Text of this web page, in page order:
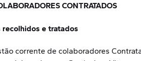
CONTRATADOS
e tratados
corrente de colaboradores